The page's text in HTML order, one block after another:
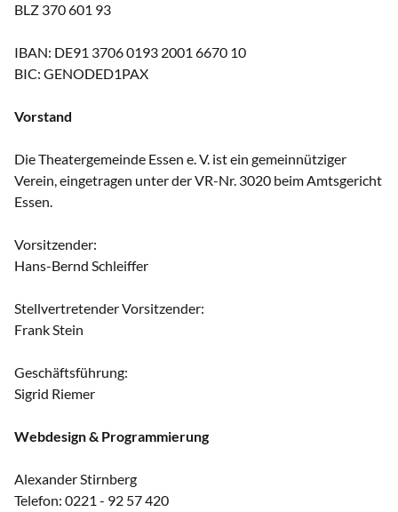
BLZ 370 601 93
IBAN: DE91 3706 0193 2001 6670 10
BIC: GENODED1PAX
Vorstand
Die Theatergemeinde Essen e. V. ist ein gemeinnütziger
Verein, eingetragen unter der VR-Nr. 3020 beim Amtsgericht
Essen.
Vorsitzender:
Hans-Bernd Schleiffer
Stellvertretender Vorsitzender:
Frank Stein
Geschäftsführung:
Sigrid Riemer
Webdesign & Programmierung
Alexander Stirnberg
Telefon: 0221 - 92 57 420